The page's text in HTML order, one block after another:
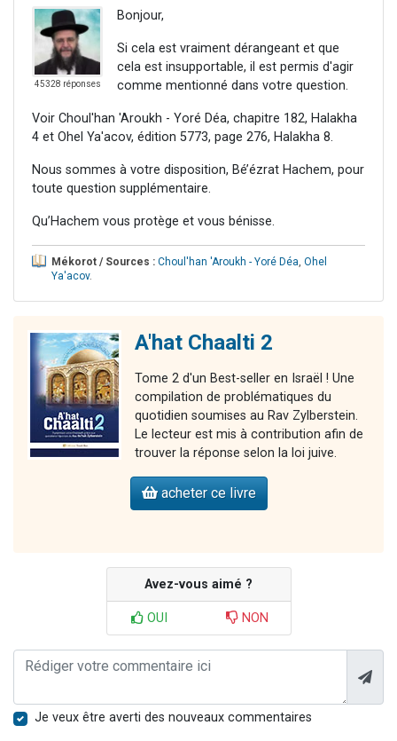
45328 réponses
Bonjour,
Si cela est vraiment dérangeant et que
cela est insupportable, il est permis d'agir
comme mentionné dans votre question.
Voir Choul'han 'Aroukh - Yoré Déa, chapitre 182, Halakha
4 et Ohel Ya'acov, édition 5773, page 276, Halakha 8.
Nous sommes à votre disposition, Bé’ézrat Hachem, pour
toute question supplémentaire.
Qu’Hachem vous protège et vous bénisse.
Mékorot / Sources : Choul'han 'Aroukh - Yoré Déa, Ohel
Ya'acov.
A'hat Chaalti 2
Tome 2 d'un Best-seller en Israël ! Une
compilation de problématiques du
quotidien soumises au Rav Zylberstein.
Le lecteur est mis à contribution afin de
trouver la réponse selon la loi juive.
acheter ce livre
Avez-vous aimé ?
OUI NON
Je veux être averti des nouveaux commentaires